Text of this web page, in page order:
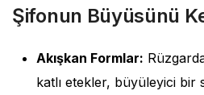
Şifonun Büyüsünü
Akışkan Formlar:
katlı etekler, büyüleyici bir